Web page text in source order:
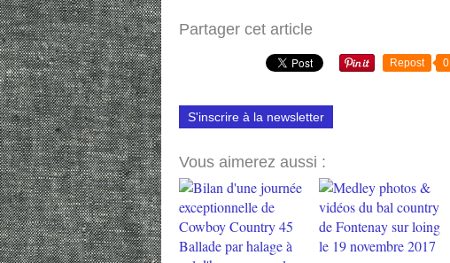
Partager cet article
Repost 0
S'inscrire à la newsletter
Vous aimerez aussi :